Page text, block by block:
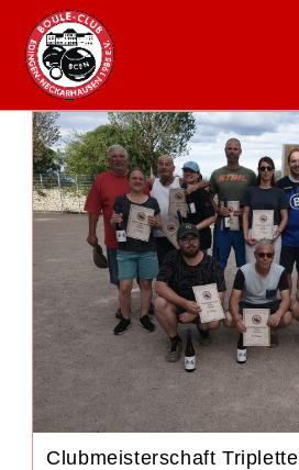
Inhalt
springen
Clubmeisterschaft Triplette